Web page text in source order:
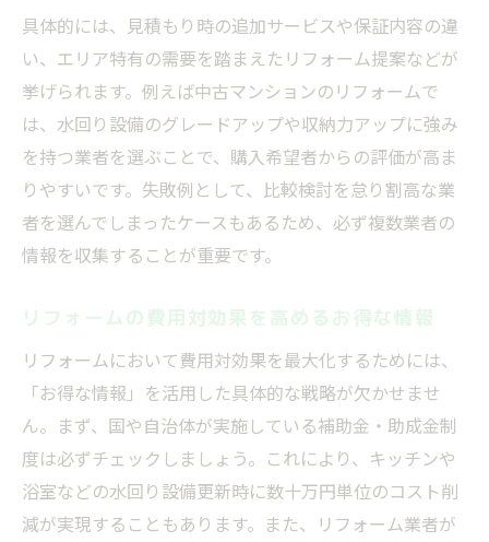
具体的には、見積もり時の追加サービスや保証内容の違
い、エリア特有の需要を踏まえたリフォーム提案などが
挙げられます。例えば中古マンションのリフォームで
は、水回り設備のグレードアップや収納力アップに強み
を持つ業者を選ぶことで、購入希望者からの評価が高ま
りやすいです。失敗例として、比較検討を怠り割高な業
者を選んでしまったケースもあるため、必ず複数業者の
情報を収集することが重要です。
リフォームの費用対効果を高めるお得な情報
リフォームにおいて費用対効果を最大化するためには、
「お得な情報」を活用した具体的な戦略が欠かせませ
ん。まず、国や自治体が実施している補助金・助成金制
度は必ずチェックしましょう。これにより、キッチンや
浴室などの水回り設備更新時に数十万円単位のコスト削
減が実現することもあります。また、リフォーム業者が